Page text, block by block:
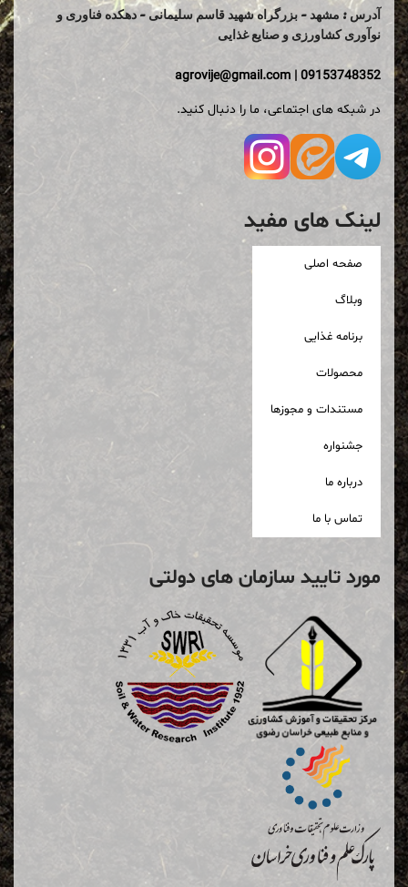
آدرس : مشهد - بزرگراه شهید قاسم سلیمانی - دهکده فناوری و
نوآوری کشاورزی و صنایع غذایی
agrovije@gmail.com| 09153748352
در شبکه های اجتماعی، ما را دنبال کنید.
لینک های مفید
صفحه اصلی
وبلاگ
برنامه غذایی
محصولات
مستندات و مجوزها
جشنواره
درباره ما
تماس با ما
مورد تایید سازمان های دولتی